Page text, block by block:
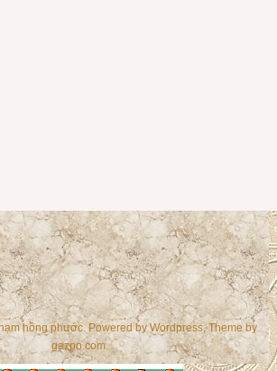
hồng phước. Powered byWordpress , Theme by
gazpo.com.